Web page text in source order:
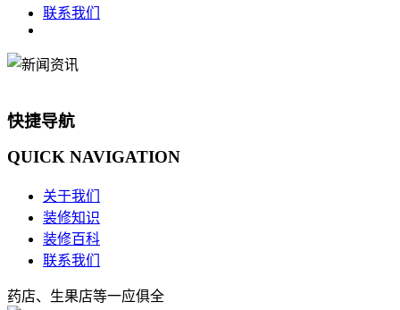
联系我们
快捷导航
QUICK NAVIGATION
关于我们
装修知识
装修百科
联系我们
药店、生果店等一应俱全